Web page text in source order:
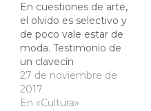
En cuestiones de arte,
el olvido es selectivo y
de poco vale estar de
moda. Testimonio de
un clavecín
27 de noviembre de
2017
En «Cultura»